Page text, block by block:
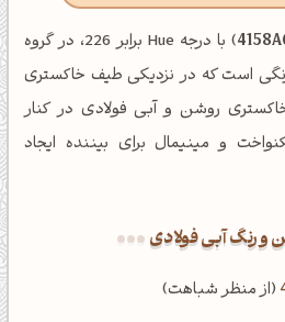
) با درجه Hue برابر 226، در گروه
است که در نزدیکی طیف خاکستری
روشن و آبی فولادی در کنار
و مینیمال برای بیننده ایجاد
و رنگ آبی فولادی
(از منظر شباهت)